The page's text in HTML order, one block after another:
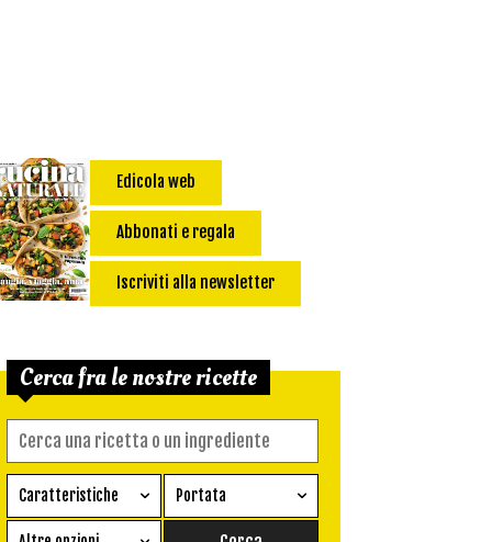
Edicola web
Abbonati e regala
Iscriviti alla newsletter
Cerca fra le nostre ricette
Caratteristiche
Ricetta vegetariana
Portata
Antipasto